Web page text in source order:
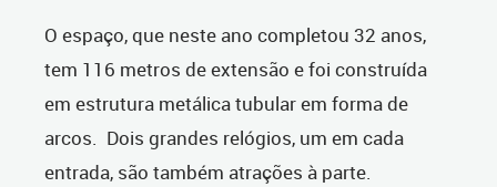
O espaço, que neste ano completou 32 anos,
tem 116 metros de extensão e foi construída
em estrutura metálica tubular em forma de
arcos. Dois grandes relógios, um em cada
entrada, são também atrações à parte.